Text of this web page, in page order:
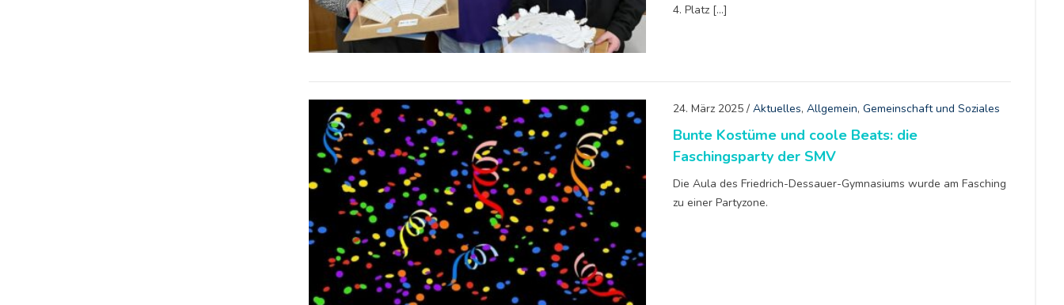
4. Platz […]
24. März 2025 /Aktuelles,Allgemein,Gemeinschaft und Soziales
Bunte Kostüme und coole Beats: die
Faschingsparty der SMV
Die Aula des Friedrich-Dessauer-Gymnasiums wurde am Fasching
zu einer Partyzone.